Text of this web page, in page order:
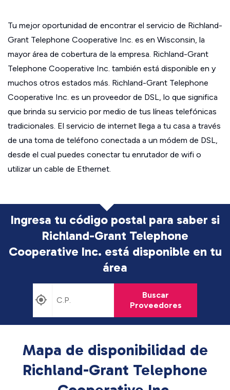
Tu mejor oportunidad de encontrar el servicio de Richland-
Grant Telephone Cooperative Inc. es en Wisconsin, la
mayor área de cobertura de la empresa. Richland-Grant
Telephone Cooperative Inc. también está disponible en y
muchos otros estados más. Richland-Grant Telephone
Cooperative Inc. es un proveedor de DSL, lo que significa
que brinda su servicio por medio de tus líneas telefónicas
tradicionales. El servicio de internet llega a tu casa a través
de una toma de teléfono conectada a un módem de DSL,
desde el cual puedes conectar tu enrutador de wifi o
utilizar un cable de Ethernet.
Ingresa tu código postal para saber si
Richland-Grant Telephone
Cooperative Inc. está disponible en tu
área
Buscar
Proveedores
Mapa de disponibilidad de
Richland-Grant Telephone